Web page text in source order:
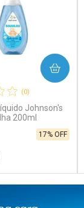
(0)
Johnson's
200ml
17% OFF
COMPRAR